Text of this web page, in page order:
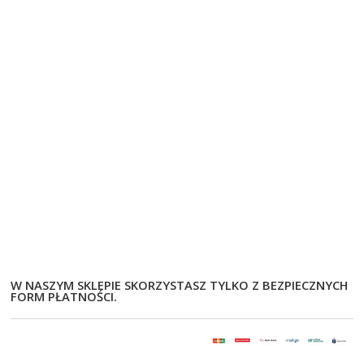
W NASZYM SKLEPIE SKORZYSTASZ TYLKO Z BEZPIECZNYCH
FORM PŁATNOŚCI.